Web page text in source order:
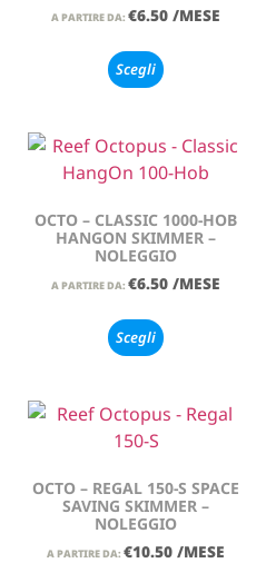
A PARTIRE DA: €6.50 /MESE
Scegli
OCTO – CLASSIC 1000-HOB
HANGON SKIMMER –
NOLEGGIO
A PARTIRE DA: €6.50 /MESE
Scegli
OCTO – REGAL 150-S SPACE
SAVING SKIMMER –
NOLEGGIO
A PARTIRE DA: €10.50 /MESE